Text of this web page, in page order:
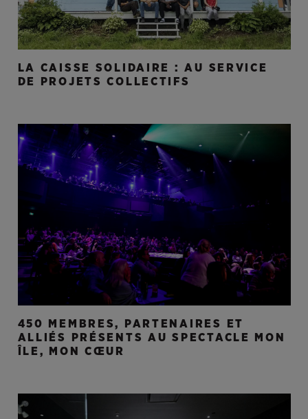
LA CAISSE SOLIDAIRE : AU SERVICE
DE PROJETS COLLECTIFS
450 MEMBRES, PARTENAIRES ET
ALLIÉS PRÉSENTS AU SPECTACLE MON
ÎLE, MON CŒUR